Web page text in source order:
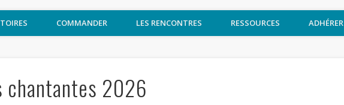
COMMANDER LES RENCONTRES RESSOURCES
chantantes 2026